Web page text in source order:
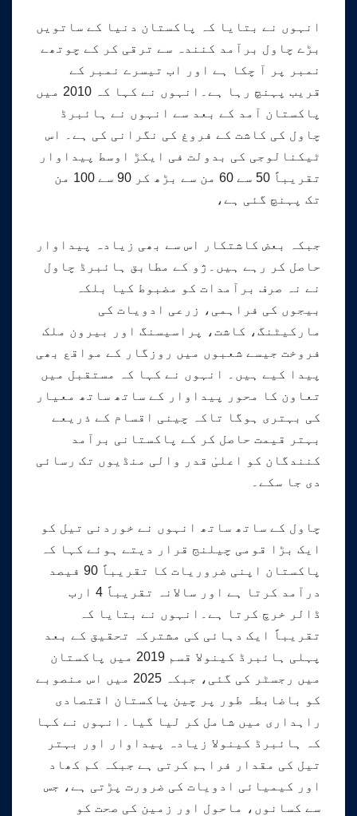
انہوں نے بتایا کہ پاکستان دنیا کے ساتویں
بڑے چاول برآمد کنندہ سے ترقی کر کے چوتھے
نمبر پر آ چکا ہے اور اب تیسرے نمبر کے
قریب پہنچ رہا ہے۔انہوں نے کہا کہ 2010 میں
پاکستان آمد کے بعد سے انہوں نے ہائبرڈ
چاول کی کاشت کے فروغ کی نگرانی کی ہے۔ اس
ٹیکنالوجی کی بدولت فی ایکڑ اوسط پیداوار
تقریباً 50 سے 60 من سے بڑھ کر 90 سے 100 من
تک پہنچ گئی ہے،
جبکہ بعض کاشتکار اس سے بھی زیادہ پیداوار
حاصل کر رہے ہیں۔ژو کے مطابق ہائبرڈ چاول
نے نہ صرف برآمدات کو مضبوط کیا بلکہ
بیجوں کی فراہمی، زرعی ادویات کی
مارکیٹنگ، کاشت، پراسیسنگ اور بیرون ملک
فروخت جیسے شعبوں میں روزگار کے مواقع بھی
پیدا کیے ہیں۔ انہوں نے کہا کہ مستقبل میں
تعاون کا محور پیداوار کے ساتھ ساتھ معیار
کی بہتری ہوگا تاکہ چینی اقسام کے ذریعے
بہتر قیمت حاصل کر کے پاکستانی برآمد
کنندگان کو اعلیٰ قدر والی منڈیوں تک رسائی
دی جا سکے۔
چاول کے ساتھ ساتھ انہوں نے خوردنی تیل کو
ایک بڑا قومی چیلنج قرار دیتے ہوئے کہا کہ
پاکستان اپنی ضروریات کا تقریباً 90 فیصد
درآمد کرتا ہے اور سالانہ تقریباً 4 ارب
ڈالر خرچ کرتا ہے۔انہوں نے بتایا کہ
تقریباً ایک دہائی کی مشترکہ تحقیق کے بعد
پہلی ہائبرڈ کینولا قسم 2019 میں پاکستان
میں رجسٹر کی گئی، جبکہ 2025 میں اس منصوبے
کو باضابطہ طور پر چین پاکستان اقتصادی
راہداری میں شامل کر لیا گیا۔انہوں نے کہا
کہ ہائبرڈ کینولا زیادہ پیداوار اور بہتر
تیل کی مقدار فراہم کرتی ہے جبکہ کم کھاد
اور کیمیائی ادویات کی ضرورت پڑتی ہے، جس
سے کسانوں، ماحول اور زمین کی صحت کو